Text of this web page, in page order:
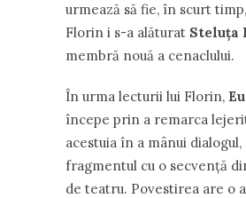
urmează să fie, în scurt
Florin i s-a alăturat Steluța
membră nouă a cenaclului.
În urma lecturii lui Florin,
începe prin a remarca
acestuia în a mânui
fragmentul cu o secvență
de teatru. Povestirea are o